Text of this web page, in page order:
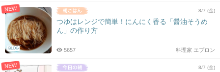
NEW
BLOG
8/7 (金)
つゆはレンジで簡単！にんにく香る「醤油そうめ
ん」の作り方
料理家 エプロン
5657
NEW 8/7 (金)